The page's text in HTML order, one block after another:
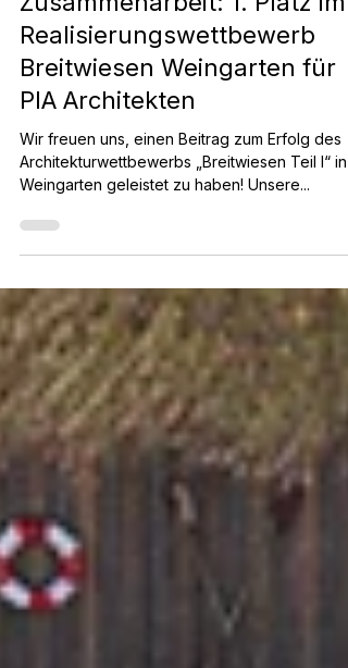
Erfolgreiche
Zusammenarbeit: 1. Platz im
Realisierungswettbewerb
PIA Architekten
Wir freuen uns, einen Beitrag zum Erfolg des
Weingarten geleistet zu haben! Unsere...